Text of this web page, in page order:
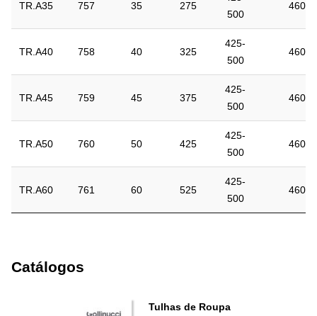
TR.A35 757 35 275
500
460
TR.A40 758 40 325
425-
500
460
TR.A45 759 45 375
425-
500
460
TR.A50 760 50 425
425-
500
460
TR.A60 761 60 525
425-
500
460
Catálogos
Tulhas de Roupa